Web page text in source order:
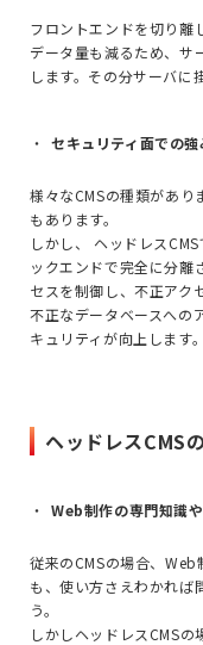
フロントエンドを切り離
データ量も減るため、サ
します。その分サーバに
セキュリティ面での強
様々なCMSの種類があり
もあります。
しかし、 ヘッドレス
ックエンドで完全に分離
セスを制御し、不正アク
不正なデータベースへの
キュリティが向上します。
ヘッドレスCMS
Web制作の専門知識
従来のCMSの場合、Web
も、使い方さえわかれば
う。
しかしヘッドレスCMSの